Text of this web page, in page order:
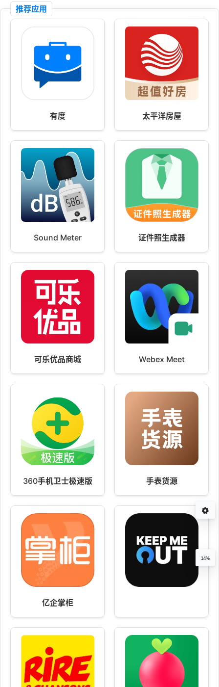
推荐应用
有度 太平洋房屋
Sound Meter 证件照生成器
可乐优品商城 Webex Meet
360手机卫士极速版 手表货源
亿企掌柜
14%